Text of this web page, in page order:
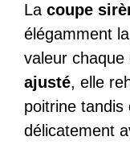
La coupe
élégamment
valeur chaque
ajusté, elle
poitrine tandis
délicatement